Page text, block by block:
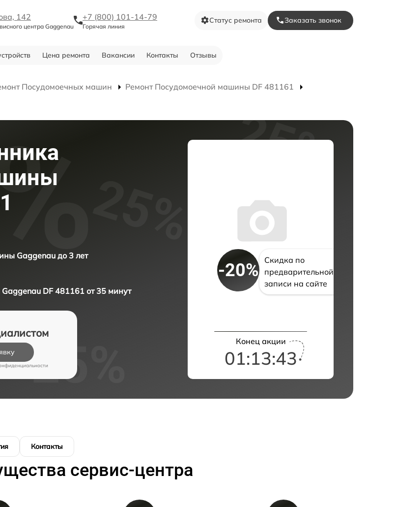
142
центра Gaggenau
+7 (800) 101-14-79
Горячая линия
Статус ремонта Заказать звонок
Цена ремонта Вакансии Контакты Отзывы
Посудомоечных машин
Ремонт Посудомоечной машины DF 481161
Gaggenau до 3 лет
Gaggenau DF 481161 от 35 минут
-20%
Скидка по
предварительной
записи на сайте
Конец акции
01:13:42
Контакты
сервис-центра